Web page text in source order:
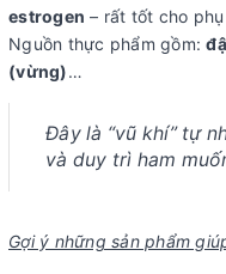
estrogen – rất tốt cho
Nguồn thực phẩm gồm:
(vừng)…
Đây là “vũ khí” tự
và duy trì ham
Gợi ý những sản phẩm